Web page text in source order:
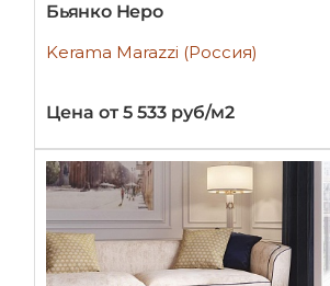
Бьянко Неро
Kerama Marazzi (Россия)
Цена от 5 533 руб/м2